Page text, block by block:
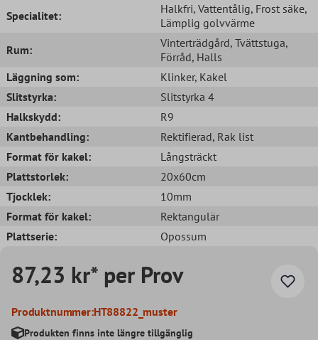
Specialitet:
Halkfri, Vattentålig, Frost säke,
Lämplig golvvärme
Rum:
Vinterträdgård, Tvättstuga,
Förråd, Halls
Läggning som:
Klinker, Kakel
Slitstyrka:
Slitstyrka 4
Halkskydd:
R9
Kantbehandling:
Rektifierad, Rak list
Format för kakel:
Långsträckt
Plattstorlek:
20x60cm
Tjocklek:
10mm
Format för kakel:
Rektangulär
Plattserie:
Opossum
87,23 kr* per Prov
Produktnummer:HT88822_muster
Produkten finns inte längre tillgänglig